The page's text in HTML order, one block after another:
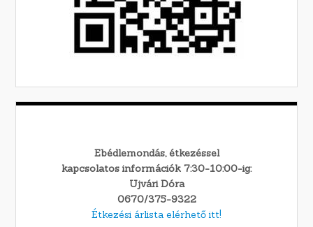
Ebédlemondás, étkezéssel
kapcsolatos információk 7:30-10:00-ig:
Ujvári Dóra
0670/375-9322
Étkezési árlista elérhető itt!